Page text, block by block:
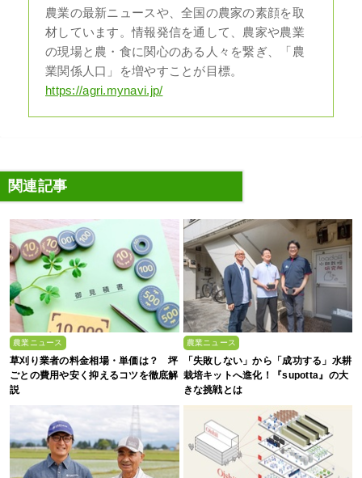
農業の最新ニュースや、全国の農家の素顔を取
材しています。情報発信を通して、農家や農業
の現場と農・食に関心のある人々を繋ぎ、「農
業関係人口」を増やすことが目標。
https://agri.mynavi.jp/
関連記事
農業ニュース
草刈り業者の料金相場・単価は？ 坪
ごとの費用や安く抑えるコツを徹底解
説
農業ニュース
「失敗しない」から「成功する」水耕
栽培キットへ進化！『supotta』の大
きな挑戦とは